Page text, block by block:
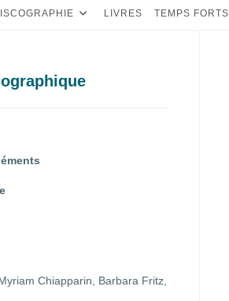
LIVRES TEMPS FORTS
Chiapparin, Barbara Fritz,